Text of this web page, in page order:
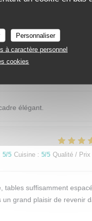
Personnaliser
à caractère personnel
cookies
5 Cuisine: 5/5 Qualité / Prix
élégant.
5/5 Cuisine : 5/5 Qualité / Prix
tables suffisamment
grand plaisir de revenir